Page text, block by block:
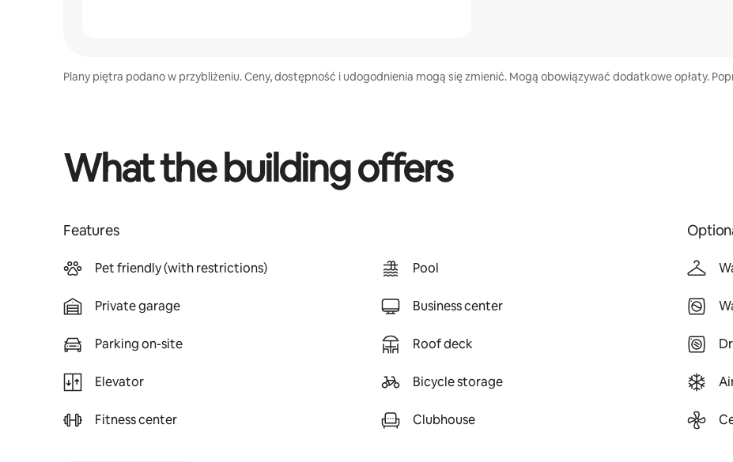
Plany piętra podano w przybliżeniu. Ceny, dostępność i udogodnienia mogą się zmienić. Mogą obowiązywać dodatkowe opłaty.
What the building offers
Features
Pet friendly (with restrictions)
Private garage
Parking on-site
Elevator
Fitness center
Pool
Business center
Roof deck
Bicycle storage
Clubhouse